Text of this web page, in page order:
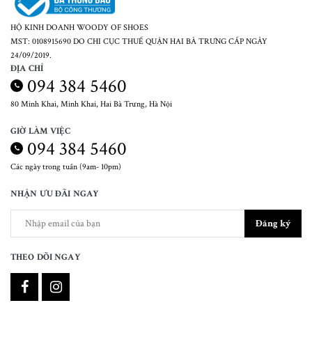
HỘ KINH DOANH WOODY OF SHOES
MST: 0108915690 DO CHI CỤC THUẾ QUẬN HAI BÀ TRƯNG CẤP NGÀY
24/09/2019.
ĐỊA CHỈ
094 384 5460
80 Minh Khai, Minh Khai, Hai Bà Trưng, Hà Nội
GIỜ LÀM VIỆC
094 384 5460
Các ngày trong tuần (9am- 10pm)
NHẬN ƯU ĐÃI NGAY
Đăng ký
THEO DÕI NGAY